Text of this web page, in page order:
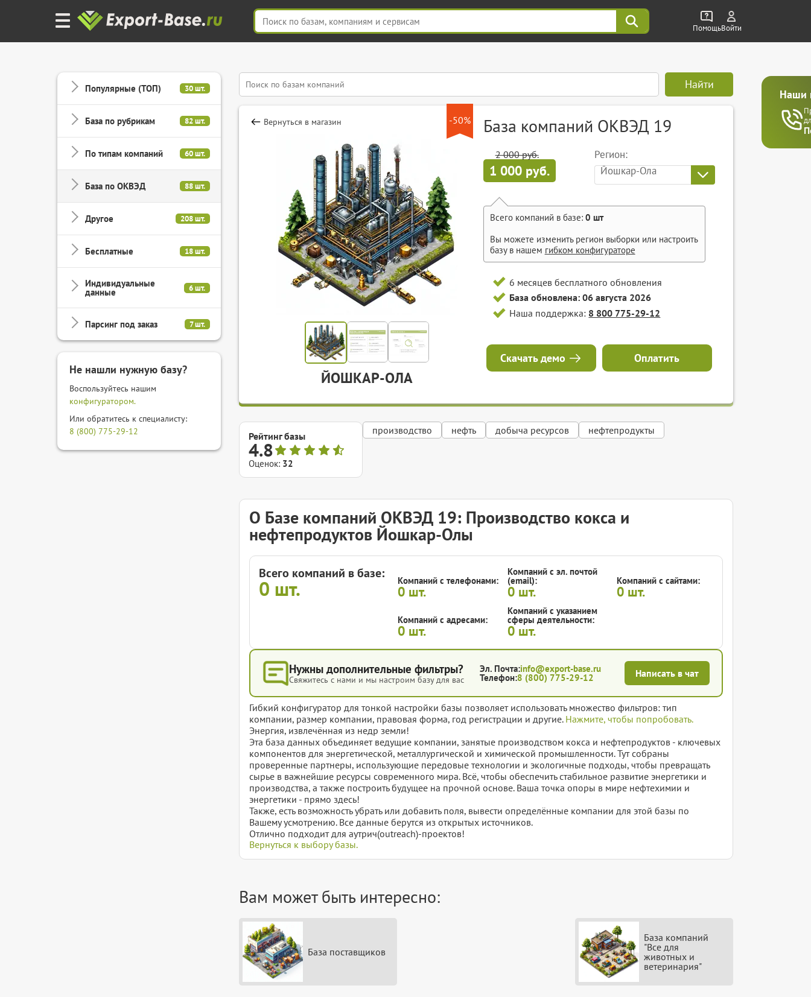
ПомощьВойти
Наши
Популярные (ТОП) 30 шт.
База по рубрикам 82 шт.
По типам компаний 60 шт.
База по ОКВЭД 88 шт.
Другое 208 шт.
Бесплатные 18 шт.
Индивидуальные
данные 6 шт.
Парсинг под заказ 7 шт.
Не нашли нужную базу?
Воспользуйтесь нашим
конфигуратором.
Или обратитесь к специалисту:
8 (800) 775-29-12
Найти
-50%
Вернуться в магазин
ЙОШКАР-ОЛА
База компаний ОКВЭД 19
2 000 руб.
1 000 руб.
Регион:
Йошкар-Ола
Всего компаний в базе: 0 шт
Вы можете изменить регион выборки или настроить
базу в нашем гибком конфигураторе
6 месяцев бесплатного обновления
База обновлена: 06 августа 2026
Наша поддержка: 8 800 775-29-12
Скачать демо Оплатить
Рейтинг базы
4.8
Оценок: 32
производство нефть добыча ресурсов нефтепродукты
О Базе компаний ОКВЭД 19: Производство кокса и
нефтепродуктов Йошкар-Олы
Всего компаний в базе:
0 шт. Компаний с телефонами:
0 шт.
Компаний с эл. почтой
(email):
0 шт.
Компаний с сайтами:
0 шт.
Компаний с адресами:
0 шт.
Компаний с указанием
сферы деятельности:
0шт.
Нужны дополнительные фильтры?
Свяжитесь с нами и мы настроим базу для вас
Эл. Почта:info@export-base.ru
Телефон:8 (800) 775-29-12 Написать в чат
Гибкий конфигуратор для тонкой настройки базы позволяет использовать множество фильтров: тип
компании, размер компании, правовая форма, год регистрации и другие. Нажмите, чтобы попробовать.
Энергия, извлечённая из недр земли!
Эта база данных объединяет ведущие компании, занятые производством кокса и нефтепродуктов - ключевых
компонентов для энергетической, металлургической и химической промышленности. Тут собраны
проверенные партнеры, использующие передовые технологии и экологичные подходы, чтобы превращать
сырье в важнейшие ресурсы современного мира. Всё, чтобы обеспечить стабильное развитие энергетики и
производства, а также построить будущее на прочной основе. Ваша точка опоры в мире нефтехимии и
энергетики - прямо здесь!
Также, есть возможность убрать или добавить поля, вывести определённые компании для этой базы по
Вашему усмотрению. Все данные берутся из открытых источников.
Отлично подходит для аутрич(outreach)-проектов!
Вернуться к выбору базы.
Вам может быть интересно:
База поставщиков
База компаний
"Все для
животных и
ветеринария"